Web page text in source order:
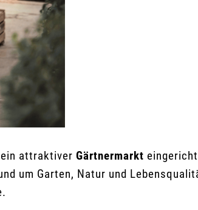
ein attraktiver Gärtnermarkt
um Garten, Natur und